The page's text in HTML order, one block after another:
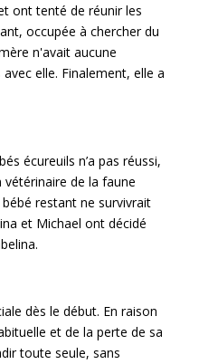
ont tenté de réunir les
occupée à chercher du
n'avait aucune
elle. Finalement, elle a
écureuils n’a pas réussi,
de la faune
restant ne survivrait
et Michael ont décidé
dès le début. En raison
et de la perte de sa
toute seule, sans